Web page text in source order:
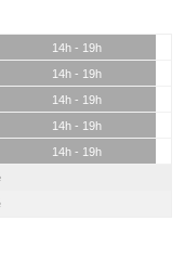
14h - 19h
14h - 19h
14h - 19h
14h - 19h
14h - 19h